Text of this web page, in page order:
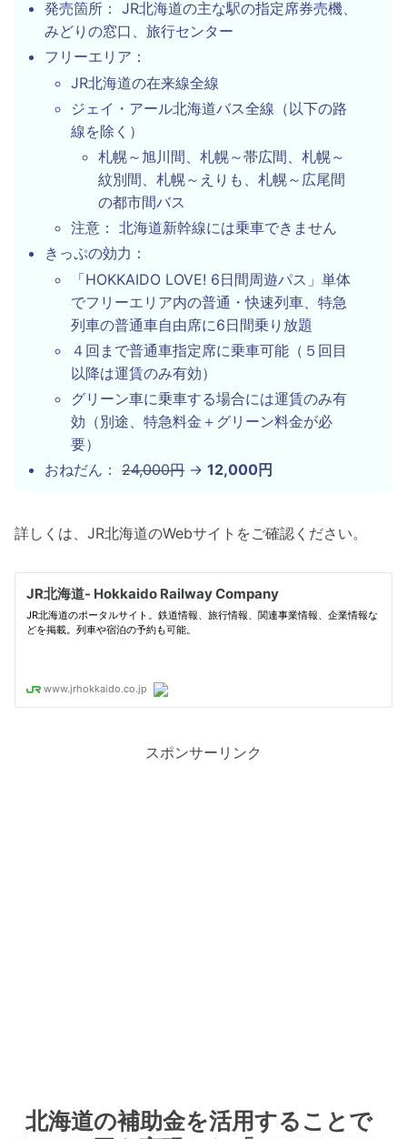
発売箇所： JR北海道の主な駅の指定席券売機、
みどりの窓口、旅行センター
フリーエリア：
JR北海道の在来線全線
ジェイ・アール北海道バス全線（以下の路
線を除く）
札幌～旭川間、札幌～帯広間、札幌～
紋別間、札幌～えりも、札幌～広尾間
の都市間バス
注意： 北海道新幹線には乗車できません
きっぷの効力：
「HOKKAIDO LOVE! 6日間周遊パス」単体
でフリーエリア内の普通・快速列車、特急
列車の普通車自由席に6日間乗り放題
４回まで普通車指定席に乗車可能（５回目
以降は運賃のみ有効）
グリーン車に乗車する場合には運賃のみ有
効（別途、特急料金＋グリーン料金が必
要）
おねだん：24,000円→12,000円
詳しくは、JR北海道のWebサイトをご確認ください。
スポンサーリンク
北海道の補助金を活用することで